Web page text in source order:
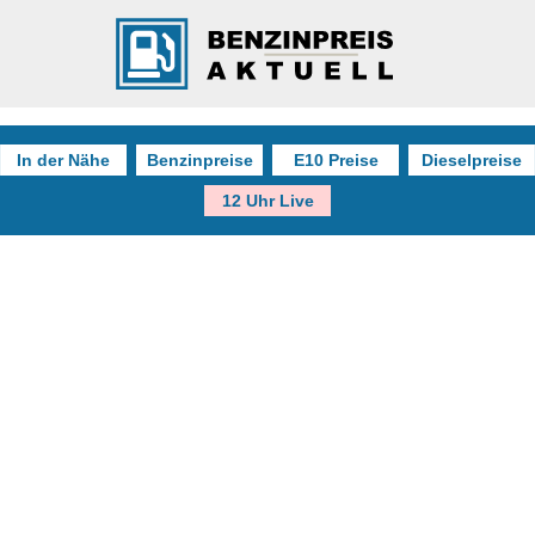
In der Nähe Benzinpreise E10 Preise Dieselpreise
12 Uhr Live